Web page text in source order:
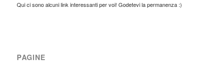
Qui ci sono alcuni link interessanti per voi! Godetevi la permanenza :)
PAGINE